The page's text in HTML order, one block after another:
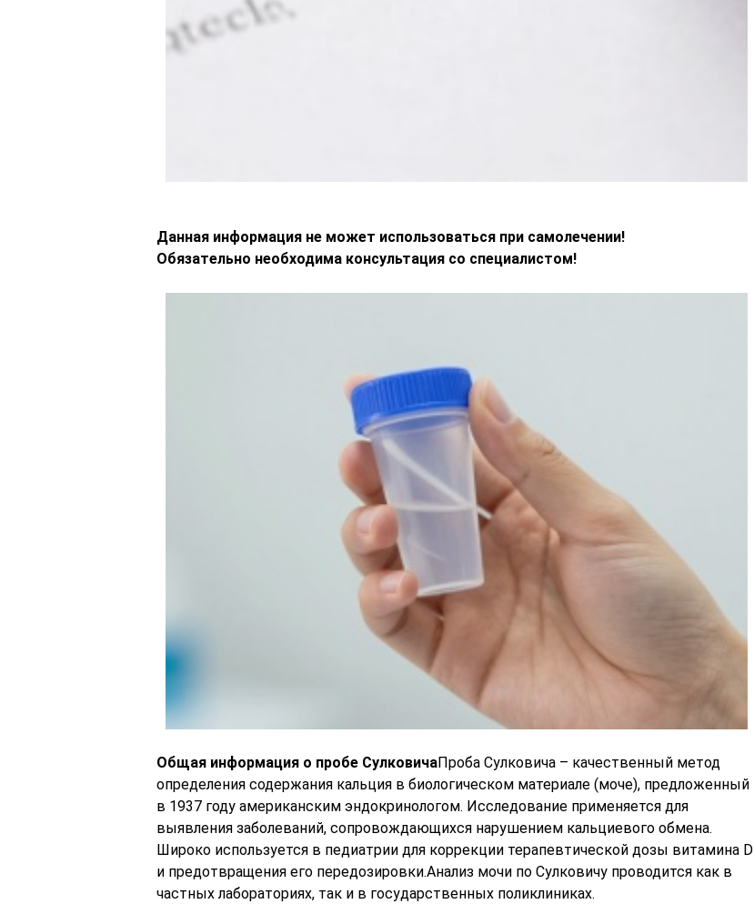
Данная информация не может использоваться при самолечении!
Обязательно необходима консультация со специалистом!
Общая информация о пробе СулковичаПроба Сулковича – качественный метод
определения содержания кальция в биологическом материале (моче), предложенный
в 1937 году американским эндокринологом. Исследование применяется для
выявления заболеваний, сопровождающихся нарушением кальциевого обмена.
Широко используется в педиатрии для коррекции терапевтической дозы витамина D
и предотвращения его передозировки.Анализ мочи по Сулковичу проводится как в
частных лабораториях, так и в государственных поликлиниках.